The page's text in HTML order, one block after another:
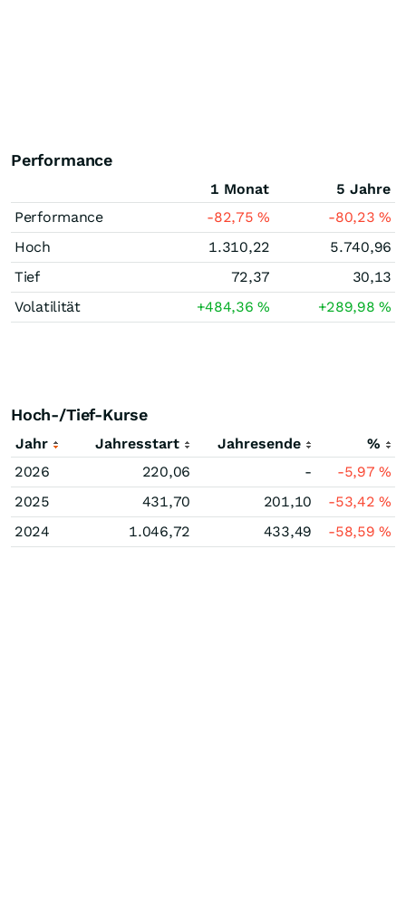
Performance
1 Monat
5 Jahre
Performance
-82,75% -80,23%
Hoch
1.310,22
5.740,96
Tief
72,37
30,13
Volatilität
+484,36% +289,98%
Hoch-/Tief-Kurse
Jahr Jahresstart Jahresende
%
2026
220,06 - -5,97%
2025
431,70 201,10 -53,42%
2024
1.046,72 433,49 -58,59%